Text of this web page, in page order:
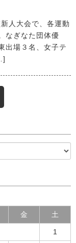
人大会で、各運動
なぎなた団体優
出場３名、女子テ
金 土
1